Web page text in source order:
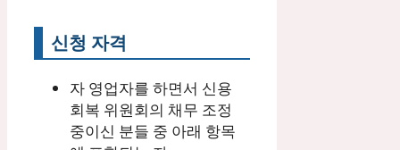
신청 자격
자 영업자를 하면서 신용
회복 위원회의 채무 조정
중이신 분들 중 아래 항목